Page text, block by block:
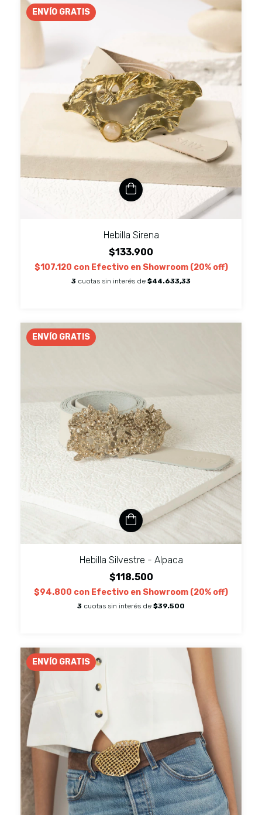
ENVÍO GRATIS
Hebilla Sirena
$133.900
$107.120 con Efectivo en Showroom (20% off)
3 cuotas sin interés de $44.633,33
ENVÍO GRATIS
Hebilla Silvestre - Alpaca
$118.500
$94.800 con Efectivo en Showroom (20% off)
3 cuotas sin interés de $39.500
ENVÍO GRATIS